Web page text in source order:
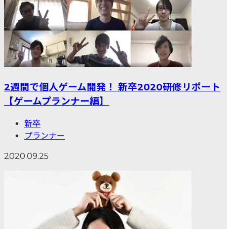
2週間で個人ゲーム開発！ 新卒2020研修リポート
【ゲームプランナー編】
新卒
プランナー
2020.09.25